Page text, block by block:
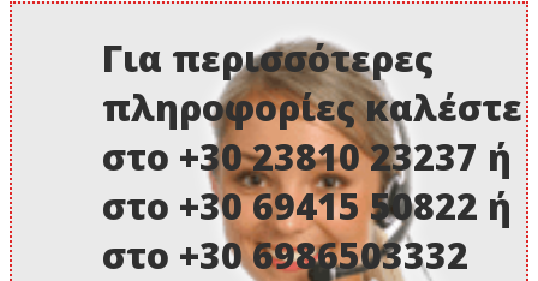
Για περισσότερες
πληροφορίες καλέστε
στο +30 23810 23237 ή
στο +30 69415 50822 ή
στο +30 6986503332